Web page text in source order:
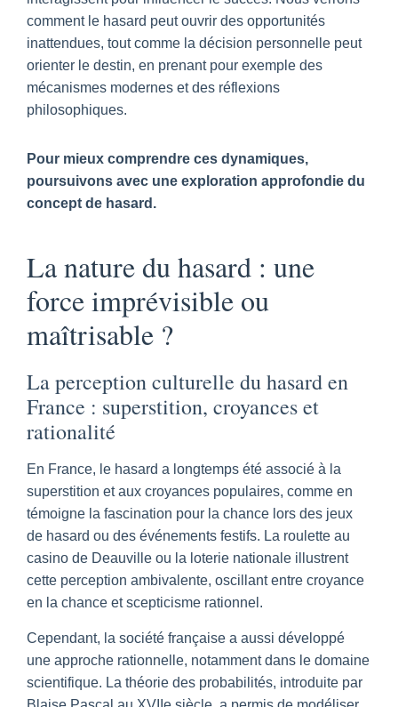
comment le hasard peut ouvrir des opportunités
inattendues, tout comme la décision personnelle peut
orienter le destin, en prenant pour exemple des
mécanismes modernes et des réflexions
philosophiques.
Pour mieux comprendre ces dynamiques,
poursuivons avec une exploration approfondie du
concept de hasard.
La nature du hasard : une
force imprévisible ou
maîtrisable ?
La perception culturelle du hasard en
France : superstition, croyances et
rationalité
En France, le hasard a longtemps été associé à la
superstition et aux croyances populaires, comme en
témoigne la fascination pour la chance lors des jeux
de hasard ou des événements festifs. La roulette au
casino de Deauville ou la loterie nationale illustrent
cette perception ambivalente, oscillant entre croyance
en la chance et scepticisme rationnel.
Cependant, la société française a aussi développé
une approche rationnelle, notamment dans le domaine
scientifique. La théorie des probabilités, introduite par